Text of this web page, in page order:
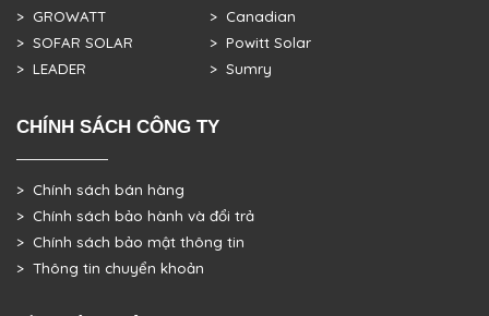
> GROWATT
> SOFAR SOLAR
> LEADER
> Canadian
> Powitt Solar
> Sumry
CHÍNH SÁCH CÔNG TY
> Chính sách bán hàng
> Chính sách bảo hành và đổi trả
> Chính sách bảo mật thông tin
> Thông tin chuyển khoản